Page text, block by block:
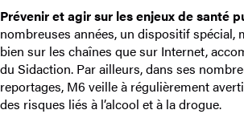
Prévenir et agir sur les enjeux de santé
nombreuses années, un dispositif spécial,
bien sur les chaînes que sur Internet,
du Sidaction. Par ailleurs, dans ses
reportages, M6 veille à régulièrement
des risques liés à l’alcool et à la drogue.